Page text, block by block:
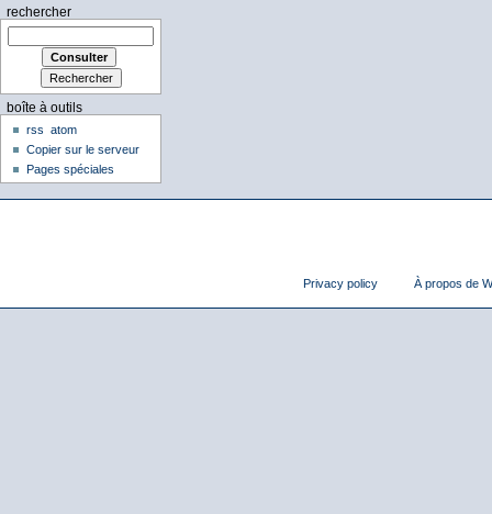
rechercher
boîte à outils
rss
atom
Copier sur le serveur
Pages spéciales
Privacy policy À propos de